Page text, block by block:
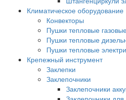
Климатическое оборудование
Конвекторы
Пушки тепловые
Пушки тепловые
Пушки тепловые
Крепежный инструмент
Заклепки
Заклепочники
Заклепочники